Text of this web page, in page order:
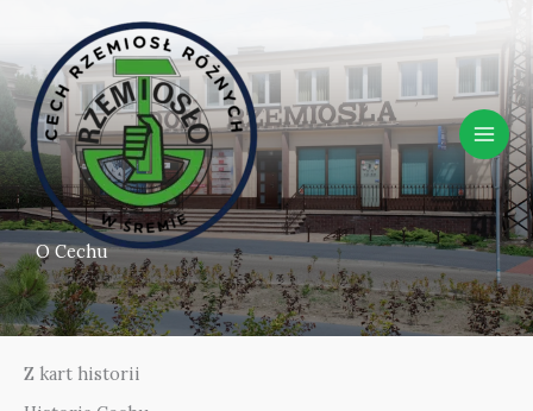
treści
O Cechu
Z kart historii